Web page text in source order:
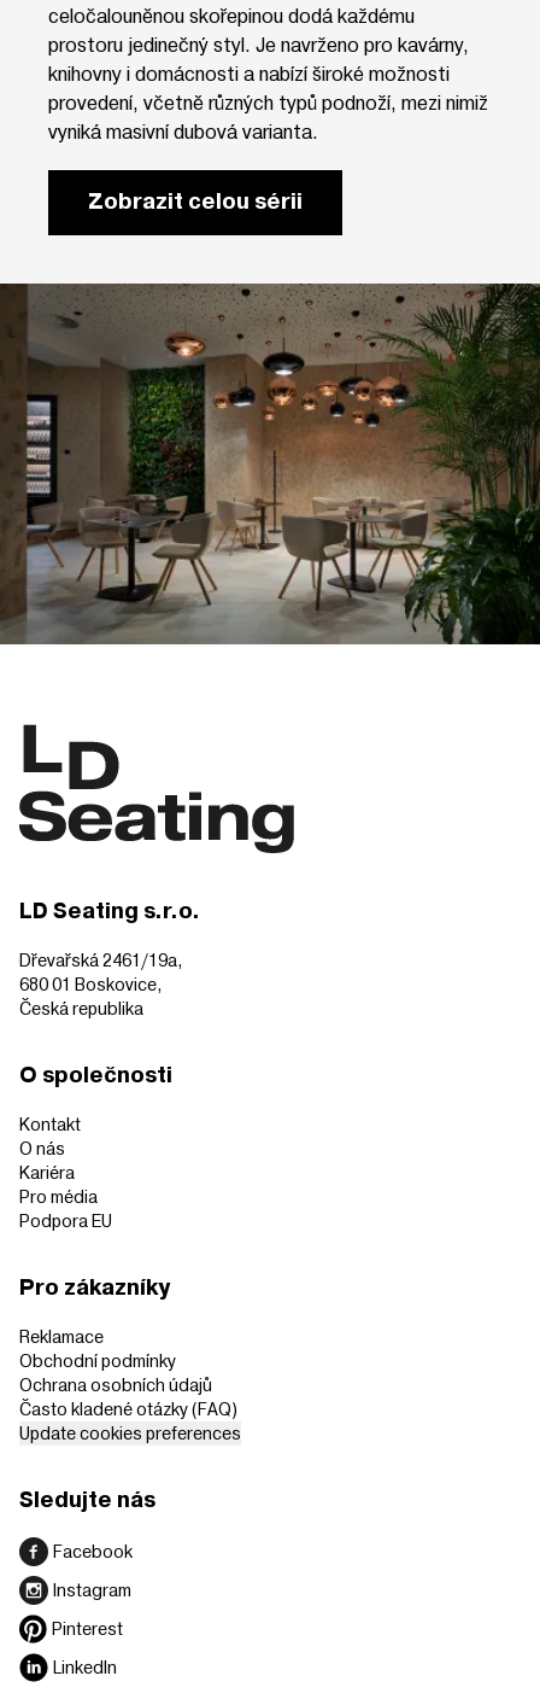
celočalouněnou skořepinou dodá každému
prostoru jedinečný styl. Je navrženo pro kavárny,
knihovny i domácnosti a nabízí široké možnosti
provedení, včetně různých typů podnoží, mezi nimiž
vyniká masivní dubová varianta.
Zobrazit celou sérii
LD Seating s.r.o.
Dřevařská 2461/19a,
680 01 Boskovice,
Česká republika
O společnosti
Kontakt
O nás
Kariéra
Pro média
Podpora EU
Pro zákazníky
Reklamace
Obchodní podmínky
Ochrana osobních údajů
Často kladené otázky (FAQ)
Update cookies preferences
Sledujte nás
Facebook
Instagram
Pinterest
LinkedIn